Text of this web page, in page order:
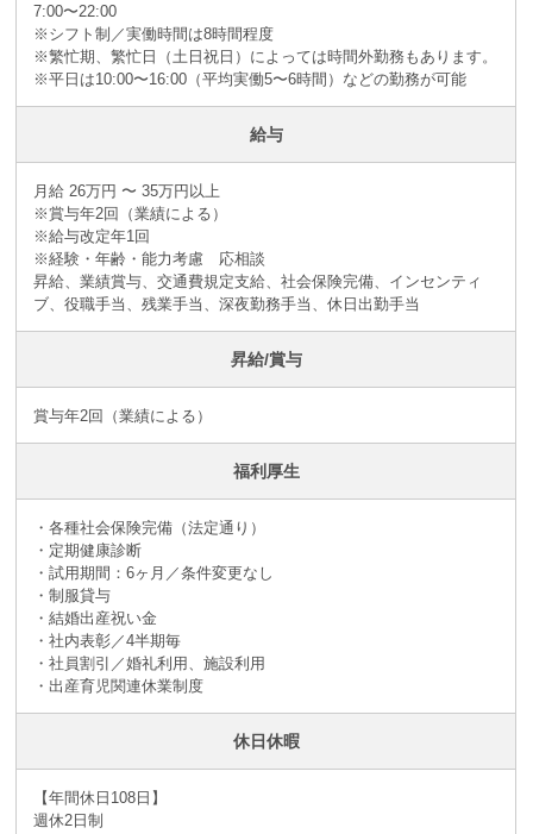
7:00〜22:00
※シフト制／実働時間は8時間程度
※繁忙期、繁忙日（土日祝日）によっては時間外勤務もあります。
※平日は10:00〜16:00（平均実働5〜6時間）などの勤務が可能
給与
月給 26万円 〜 35万円以上
※賞与年2回（業績による）
※給与改定年1回
※経験・年齢・能力考慮 応相談
昇給、業績賞与、交通費規定支給、社会保険完備、インセンティ
ブ、役職手当、残業手当、深夜勤務手当、休日出勤手当
昇給/賞与
賞与年2回（業績による）
福利厚生
・各種社会保険完備（法定通り）
・定期健康診断
・試用期間：6ヶ月／条件変更なし
・制服貸与
・結婚出産祝い金
・社内表彰／4半期毎
・社員割引／婚礼利用、施設利用
・出産育児関連休業制度
休日休暇
【年間休日108日】
週休2日制